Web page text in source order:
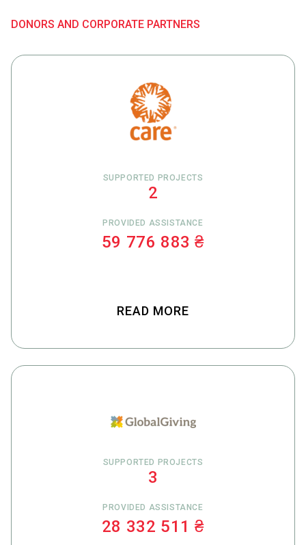
DONORS AND CORPORATE PARTNERS
SUPPORTED PROJECTS
2
PROVIDED ASSISTANCE
59 776 883 ₴
READ MORE
SUPPORTED PROJECTS
3
PROVIDED ASSISTANCE
28 332 511 ₴